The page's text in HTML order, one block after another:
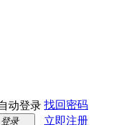
动登录 找回密码
登录
立即注册